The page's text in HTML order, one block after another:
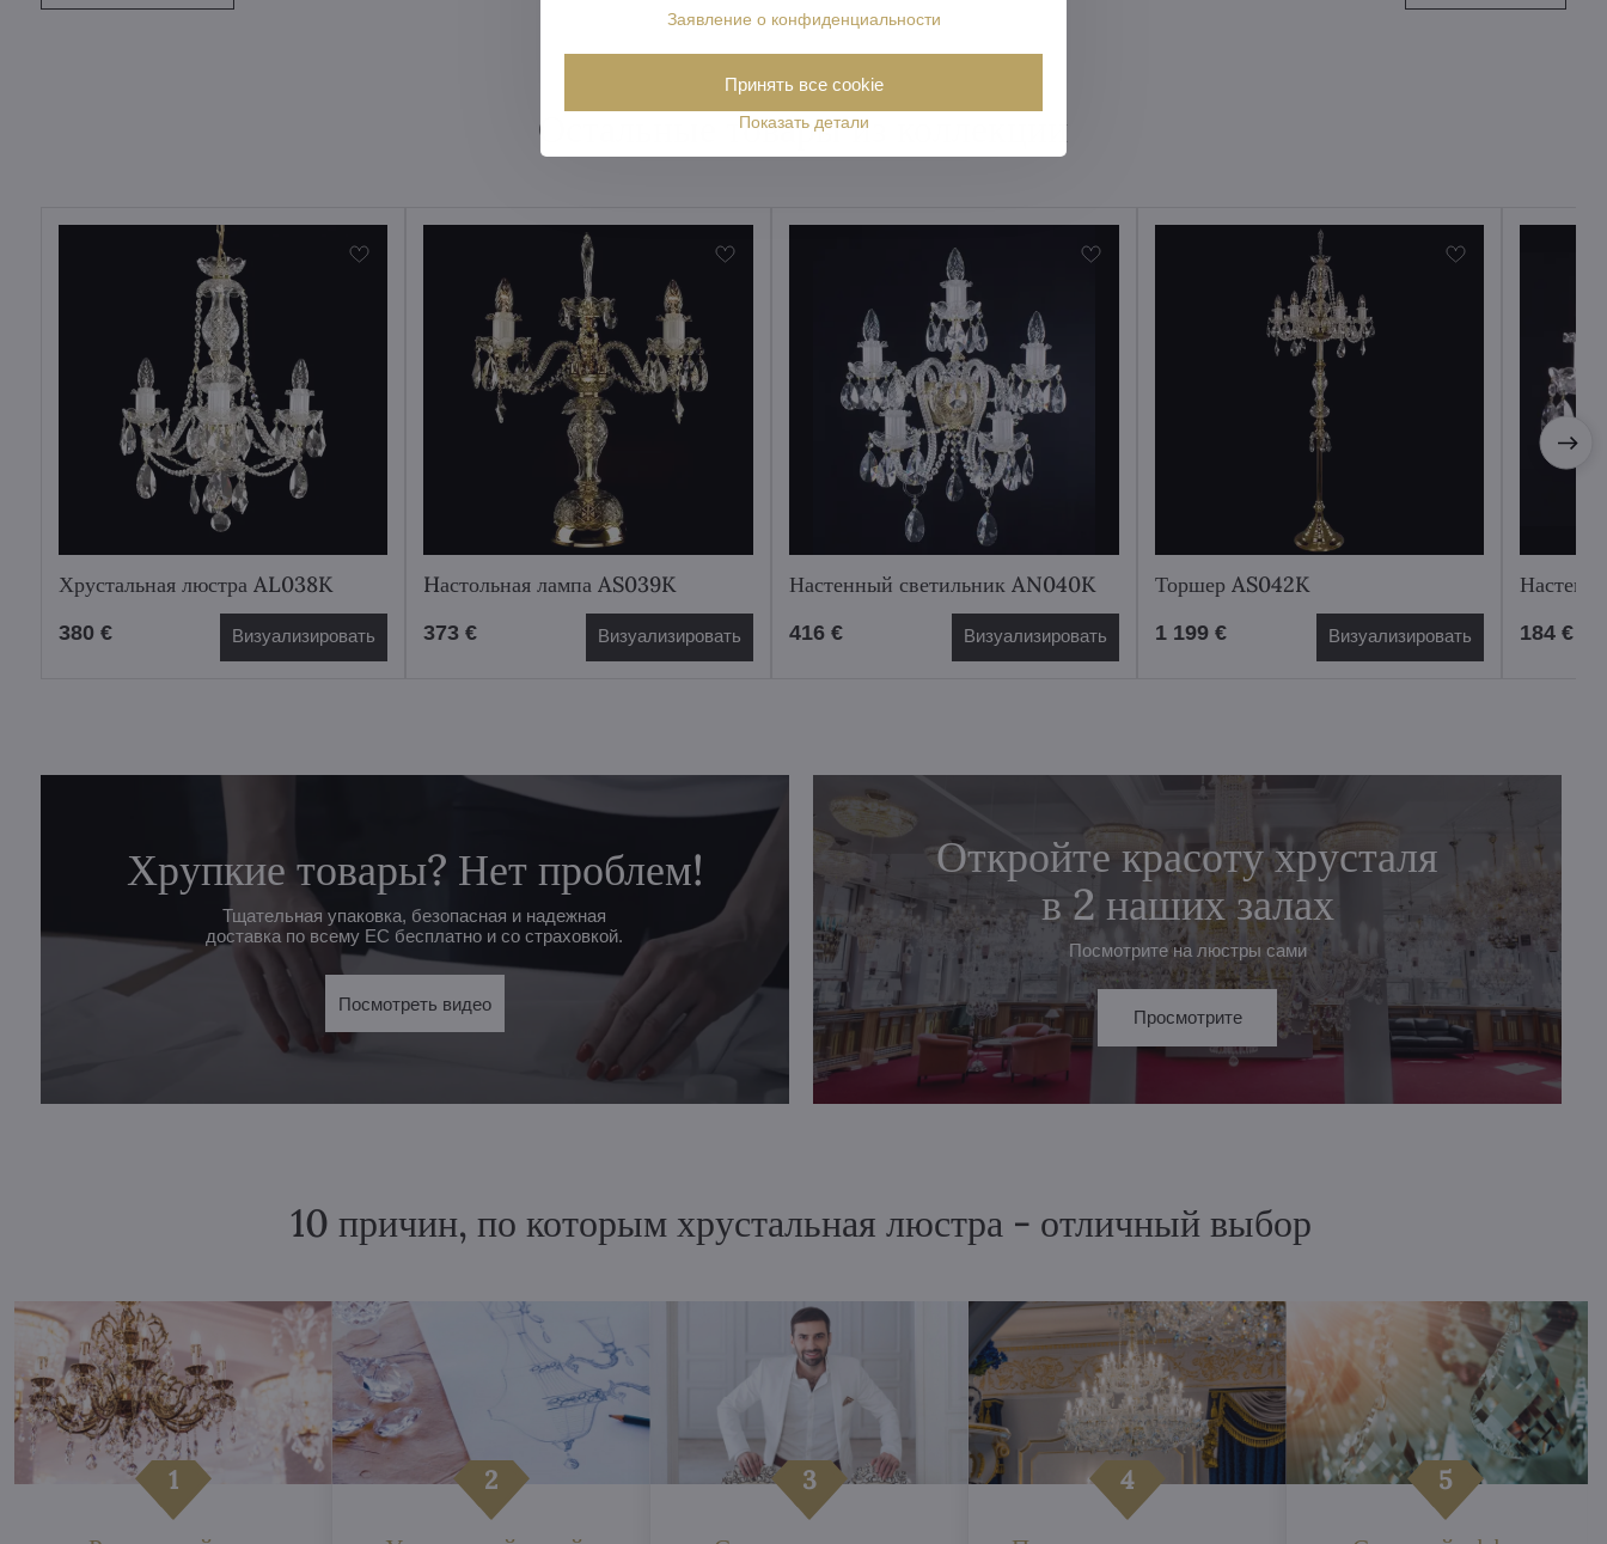
Остальные товары из коллекции
Хрустальная люстра AL038K
380 € Визуализировать
Hастольная лампа AS039K
373 € Визуализировать
Настенный светильник AN040K
416 € Визуализировать
Торшер AS042K
1 199 € Визуализировать 184 €
Хрупкие товары? Нет проблем!
Тщательная упаковка, безопасная и надежная
доставка по всему ЕС бесплатно и со страховкой.
Посмотреть видео
Откройте красоту хрусталя
в 2 наших залах
Посмотрите на люстры сами
Просмотрите
10 причин, по которым хрустальная люстра - отличный выбор
Заявление о конфиденциальности
Показать детали
Принять все cookie